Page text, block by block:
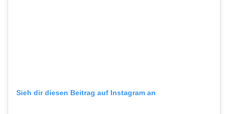
Sieh dir diesen Beitrag auf Instagram an